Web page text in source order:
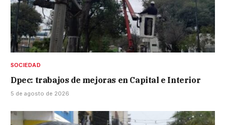
SOCIEDAD
Dpec: trabajos de mejoras en Capital e Interior
5 de agosto de 2026